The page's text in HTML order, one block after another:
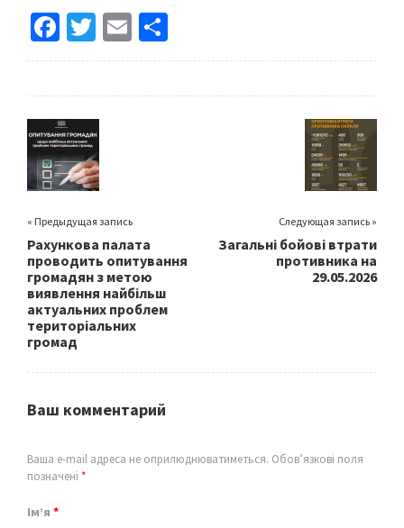
Fa
ce
o
o
k
T
wi
er
E
m h
« Предыдущая запись
Рахункова палата
проводить опитування
громадян з метою
виявлення найбільш
актуальних проблем
територіальних
громад
Следующая запись »
Загальні бойові втрати
противника на
29.05.2026
Ваш комментарий
Ваша e-mail адреса не оприлюднюватиметься. Обов’язкові поля
позначені *
Ім’я *